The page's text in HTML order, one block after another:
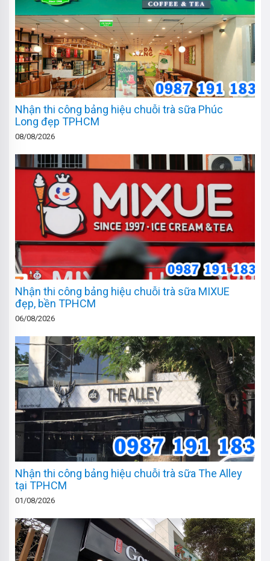
Nhận thi công bảng hiệu chuỗi trà sữa Phúc
Long đẹp TPHCM
08/08/2026
Nhận thi công bảng hiệu chuỗi trà sữa MIXUE
đẹp, bền TPHCM
06/08/2026
Nhận thi công bảng hiệu chuỗi trà sữa The Alley
tại TPHCM
01/08/2026